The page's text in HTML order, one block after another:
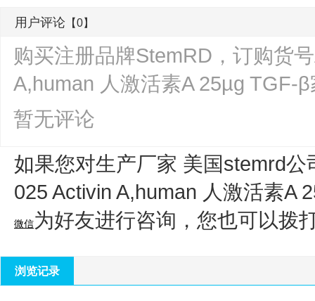
用户评论 【0】
购买注册品牌StemRD，订购货
A,human 人激活素A 25µg TGF-
暂无评论
如果您对生产厂家 美国stemrd
025 Activin A,human 人激活素A
微信为好友进行咨询，您也可以拨
浏览记录